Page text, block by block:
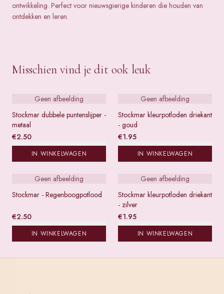
ontwikkeling. Perfect voor nieuwsgierige kinderen die houden van
ontdekken en leren.
Misschien vind je dit ook leuk
Geen afbeelding
Stockmar dubbele puntenslijper -
metaal
€2.50
IN WINKELWAGEN
Geen afbeelding
Stockmar kleurpotloden driekant
- goud
€1.95
IN WINKELWAGEN
Geen afbeelding
Stockmar - Regenboogpotlood
€2.50
IN WINKELWAGEN
Geen afbeelding
Stockmar kleurpotloden driekant
- zilver
€1.95
IN WINKELWAGEN